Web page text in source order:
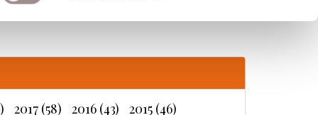
2017 (58) 2016 (43)
2015 (46)